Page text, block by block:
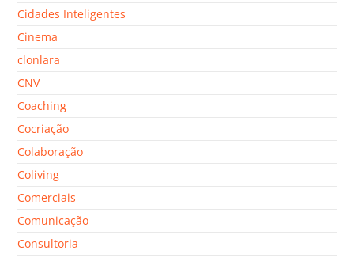
Cidades Inteligentes
Cinema
clonlara
CNV
Coaching
Cocriação
Colaboração
Coliving
Comerciais
Comunicação
Consultoria